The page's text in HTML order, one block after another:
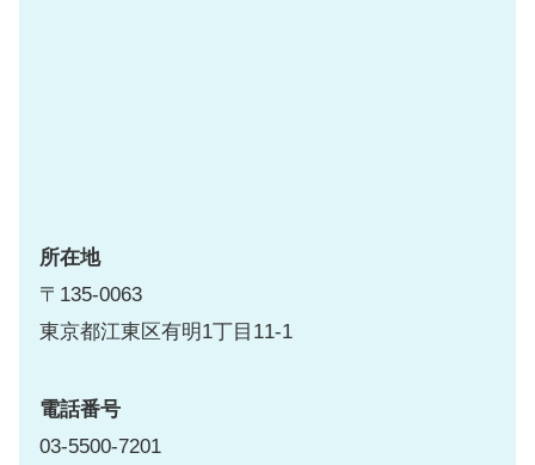
所在地
〒135-0063
東京都江東区有明1丁目11-1
電話番号
03-5500-7201